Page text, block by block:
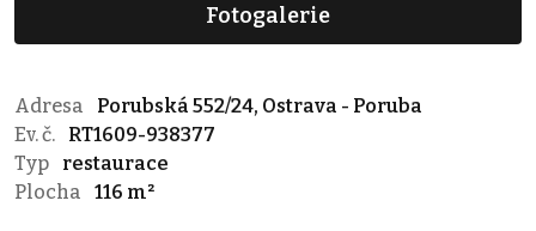
Fotogalerie
Adresa
Porubská 552/24, Ostrava - Poruba
Ev. č.
RT1609-938377
Typ
restaurace
Plocha
116 m²